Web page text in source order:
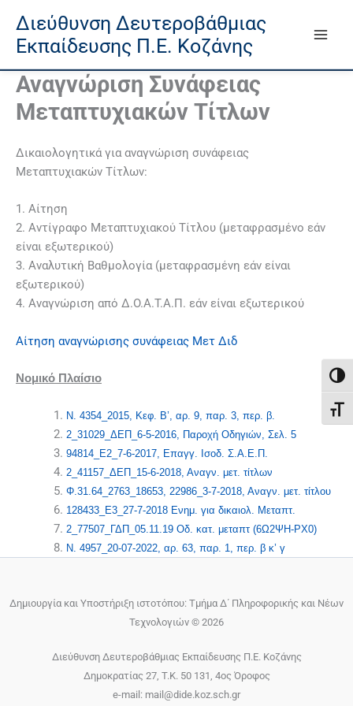
στο
περιεχόμενο
στη
γραμμή
πλοήγησης
στο
περιεχόμενο
Διεύθυνση Δευτεροβάθμιας
Εκπαίδευσης Π.Ε. Κοζάνης
Αναγνώριση Συνάφειας
Μεταπτυχιακών Τίτλων
Δικαιολογητικά για αναγνώριση συνάφειας
Μεταπτυχιακών Τίτλων:
1. Αίτηση
2. Αντίγραφο Μεταπτυχιακού Τίτλου (μεταφρασμένο εάν
είναι εξωτερικού)
3. Αναλυτική Βαθμολογία (μεταφρασμένη εάν είναι
εξωτερικού)
4. Αναγνώριση από Δ.Ο.Α.Τ.Α.Π. εάν είναι εξωτερικού
Αίτηση αναγνώρισης συνάφειας Μετ Διδ
Νομικό Πλαίσιο
Ν. 4354_2015, Κεφ. Β’, αρ. 9, παρ. 3, περ. β.
2_31029_ΔΕΠ_6-5-2016, Παροχή Οδηγιών, Σελ. 5
94814_Ε2_7-6-2017, Επαγγ. Ισοδ. Σ.Α.Ε.Π.
2_41157_ΔΕΠ_15-6-2018, Αναγν. μετ. τίτλων
Φ.31.64_2763_18653, 22986_3-7-2018, Αναγν. μετ. τίτλου
128433_Ε3_27-7-2018 Ενημ. για δικαιολ. Μεταπτ.
2_77507_ΓΔΠ_05.11.19 Οδ. κατ. μεταπτ (6Ω2ΨΗ-ΡΧ0)
Ν. 4957_20-07-2022, αρ. 63, παρ. 1, περ. β κ’ γ
Δημιουργία και Υποστήριξη ιστοτόπου: Τμήμα Δ΄ Πληροφορικής και Νέων
Τεχνολογιών © 2026
Διεύθυνση Δευτεροβάθμιας Εκπαίδευσης Π.Ε. Κοζάνης
Δημοκρατίας 27, T.K. 50 131, 4ος Όροφος
e-mail: mail@dide.koz.sch.gr